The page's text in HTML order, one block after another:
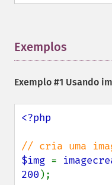
Exemplos
Exemplo #1 Usando
<?php
$img =
200 );